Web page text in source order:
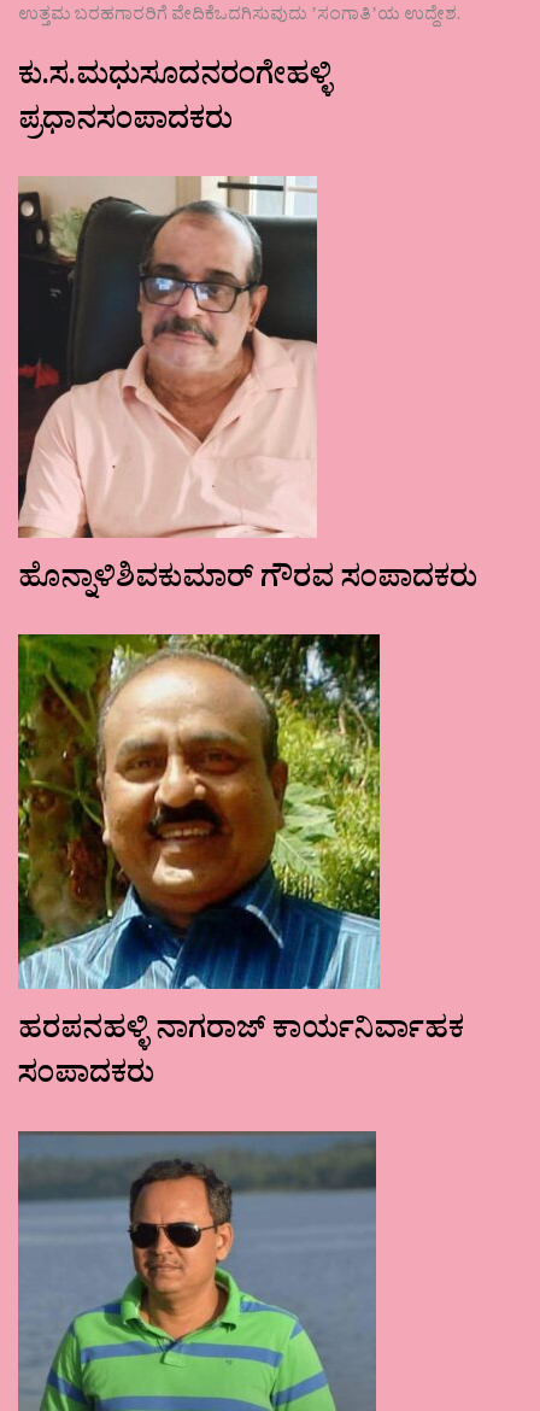
ಉತ್ತಮ ಬರಹಗಾರರಿಗೆ ವೇದಿಕೆಒದಗಿಸುವುದು ʼಸಂಗಾತಿʼಯ ಉದ್ದೇಶ.
ಕು.ಸ.ಮಧುಸೂದನರಂಗೇಹಳ್ಳಿ
ಪ್ರಧಾನಸಂಪಾದಕರು
ಹೊನ್ನಾಳಿಶಿವಕುಮಾರ್ ಗೌರವ ಸಂಪಾದಕರು
ಹರಪನಹಳ್ಳಿ ನಾಗರಾಜ್ ಕಾರ್ಯನಿರ್ವಾಹಕ
ಸಂಪಾದಕರು